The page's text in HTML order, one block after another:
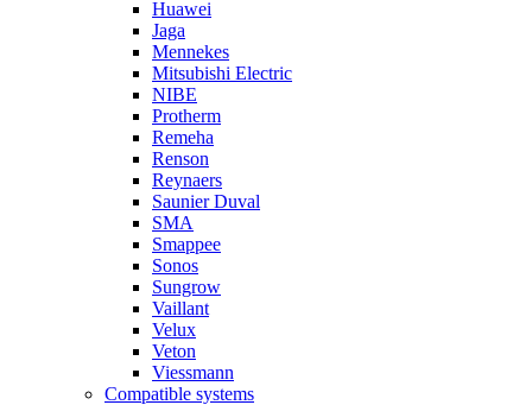
Huawei
Jaga
Mennekes
Mitsubishi Electric
NIBE
Protherm
Remeha
Renson
Reynaers
Saunier Duval
SMA
Smappee
Sonos
Sungrow
Vaillant
Velux
Veton
Viessmann
Compatible systems